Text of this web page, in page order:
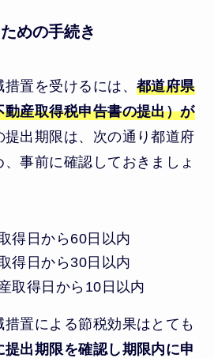
めの手続き
置を受けるには、 都道府県
産取得税申告書の提出）が
提出期限は、次の通り都道府
事前に確認しておきましょ
得日から60日以内
得日から30日以内
取得日から10日以内
置による節税効果はとても
提出期限を確認し期限内に申